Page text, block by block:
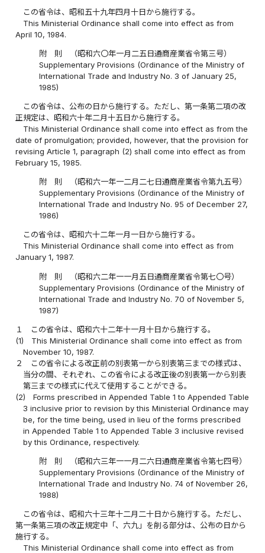
この省令は、昭和五十九年四月十日から施行する。
This Ministerial Ordinance shall come into effect as from
April 10, 1984.
附 則 （昭和六〇年一月二五日通商産業省令第三号）
Supplementary Provisions (Ordinance of the Ministry of
International Trade and Industry No. 3 of January 25,
1985)
この省令は、公布の日から施行する。ただし、第一条第二項の改
正規定は、昭和六十年二月十五日から施行する。
This Ministerial Ordinance shall come into effect as from the
date of promulgation; provided, however, that the provision for
revising Article 1, paragraph (2) shall come into effect as from
February 15, 1985.
附 則 （昭和六一年一二月二七日通商産業省令第九五号）
Supplementary Provisions (Ordinance of the Ministry of
International Trade and Industry No. 95 of December 27,
1986)
この省令は、昭和六十二年一月一日から施行する。
This Ministerial Ordinance shall come into effect as from
January 1, 1987.
附 則 （昭和六二年一一月五日通商産業省令第七〇号）
Supplementary Provisions (Ordinance of the Ministry of
International Trade and Industry No. 70 of November 5,
1987)
１
この省令は、昭和六十二年十一月十日から施行する。
(1)
This Ministerial Ordinance shall come into effect as from
November 10, 1987.
２
この省令による改正前の別表第一から別表第三までの様式は、
当分の間、それぞれ、この省令による改正後の別表第一から別表
第三までの様式に代えて使用することができる。
(2)
Forms prescribed in Appended Table 1 to Appended Table
3 inclusive prior to revision by this Ministerial Ordinance may
be, for the time being, used in lieu of the forms prescribed
in Appended Table 1 to Appended Table 3 inclusive revised
by this Ordinance, respectively.
附 則 （昭和六三年一一月二六日通商産業省令第七四号）
Supplementary Provisions (Ordinance of the Ministry of
International Trade and Industry No. 74 of November 26,
1988)
この省令は、昭和六十三年十二月二十日から施行する。ただし、
第一条第三項の改正規定中「、六九」を削る部分は、公布の日から
施行する。
This Ministerial Ordinance shall come into effect as from